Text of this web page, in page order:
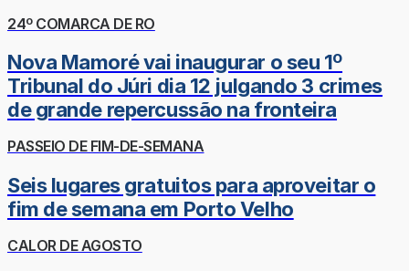
24º COMARCA DE RO
Nova Mamoré vai inaugurar o seu 1º
Tribunal do Júri dia 12 julgando 3 crimes
de grande repercussão na fronteira
PASSEIO DE FIM-DE-SEMANA
Seis lugares gratuitos para aproveitar o
fim de semana em Porto Velho
CALOR DE AGOSTO